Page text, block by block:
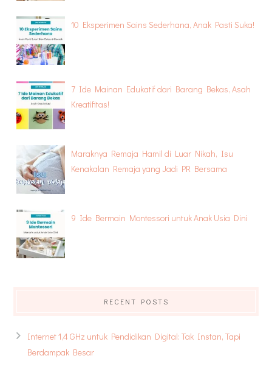
10 Eksperimen Sains Sederhana, Anak Pasti Suka!
7 Ide Mainan Edukatif dari Barang Bekas, Asah
Kreatifitas!
Maraknya Remaja Hamil di Luar Nikah, Isu
Kenakalan Remaja yang Jadi PR Bersama
9 Ide Bermain Montessori untuk Anak Usia Dini
RECENT POSTS
Internet 1,4 GHz untuk Pendidikan Digital: Tak Instan, Tapi
Berdampak Besar